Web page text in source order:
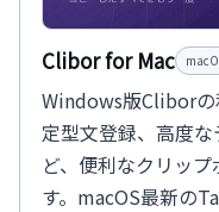
Clibor for Mac
Windows版Cliborの
定型文登録、高度
ど、便利なクリッ
す。macOS最新の